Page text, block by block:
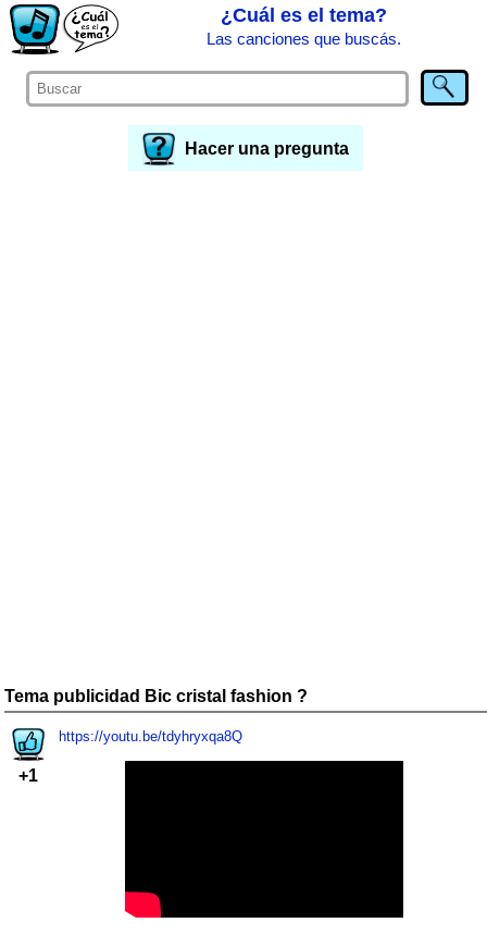
¿Cuál es el tema?
Las canciones que buscás.
Hacer una pregunta
Tema publicidad Bic cristal fashion ?
+1
https://youtu.be/tdyhryxqa8Q